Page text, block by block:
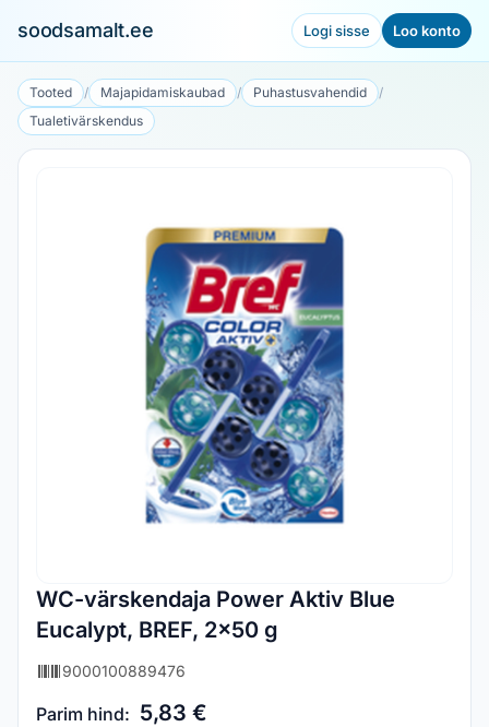
soodsamalt.ee Logi sisse Loo konto
Tooted / Majapidamiskaubad / Puhastusvahendid
/
Tualetivärskendus
WC-värskendaja Power Aktiv Blue
Eucalypt, BREF, 2x50 g
9000100889476
Parim hind: 5,83 €